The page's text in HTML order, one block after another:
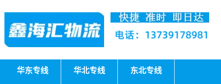
华东专线 华北专线 东北专线